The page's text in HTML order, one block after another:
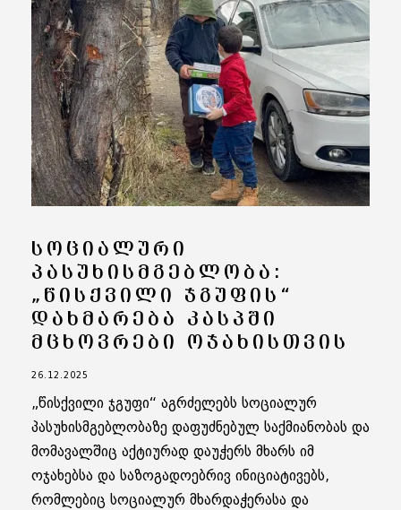
ᲡᲝᲪᲘᲐᲚᲣᲠᲘ
ᲞᲐᲡᲣᲮᲘᲡᲛᲒᲔᲑᲚᲝᲑᲐ:
„ᲬᲘᲡᲥᲕᲘᲚᲘ ᲯᲒᲣᲤᲘᲡ“
ᲓᲐᲮᲛᲐᲠᲔᲑᲐ ᲙᲐᲡᲞᲨᲘ
ᲛᲪᲮᲝᲕᲠᲔᲑᲘ ᲝᲯᲐᲮᲘᲡᲗᲕᲘᲡ
26.12.2025
„წისქვილი ჯგუფი“ აგრძელებს სოციალურ
პასუხისმგებლობაზე დაფუძნებულ საქმიანობას და
მომავალშიც აქტიურად დაუჭერს მხარს იმ
ოჯახებსა და საზოგადოებრივ ინიციატივებს,
რომლებიც სოციალურ მხარდაჭერასა და